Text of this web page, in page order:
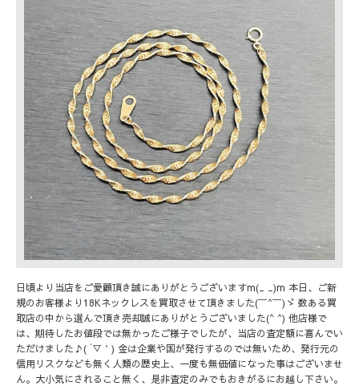
日頃より当店をご愛顧頂き誠にありがとうございますm(_ _)m 本日、ご新
規のお客様より18Kネックレスを買取させて頂きました(￣^￣)ゞ 数ある買
取店の中から選んで頂き売却誠にありがとうございました(^ ^) 他店様で
は、期待したお値段では無かったご様子でしたが、当店の査定額に喜んでい
ただけました♪( ´▽｀) 金は企業や国が発行するのでは無いため、発行元の
信用リスクなども無く人類の歴史上、一度も無価値になった事はございませ
ん。大小気にされること無く、是非査定のみでもおきがるにお越し下さい。